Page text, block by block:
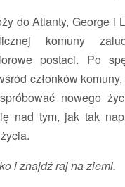
do Atlanty, George i
komuny
postaci. Po
członków
nowego
nad tym, jak tak
i znajdź raj na ziemi.